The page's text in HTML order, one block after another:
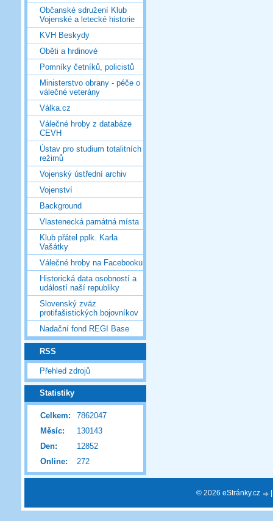
Občanské sdružení Klub
Vojenské a letecké historie
KVH Beskydy
Oběti a hrdinové
Pomníky četníků, policistů
Ministerstvo obrany - péče o
válečné veterány
Válka.cz
Válečné hroby z databáze
CEVH
Ústav pro studium totalitních
režimů
Vojenský ústřední archiv
Vojenství
Background
Vlastenecká památná místa
Klub přátel pplk. Karla
Vašátky
Válečné hroby na Facebooku
Historická data osobností a
událostí naší republiky
Slovenský zväz
protifašistických bojovníkov
Nadační fond REGI Base
RSS
Přehled zdrojů
Statistiky
Online: 272
Celkem:
7862047
Měsíc:
130143
Den:
12852
© 2026 eStránky.cz